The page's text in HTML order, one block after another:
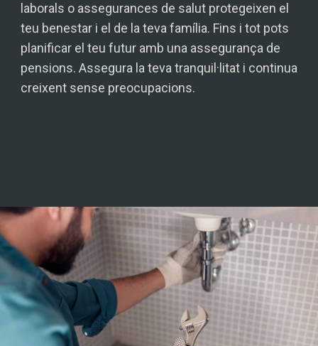
laborals o assegurances de salut protegeixen el
teu benestar i el de la teva família. Fins i tot pots
planificar el teu futur amb una assegurança de
pensions. Assegura la teva tranquil·litat i continua
creixent sense preocupacions.